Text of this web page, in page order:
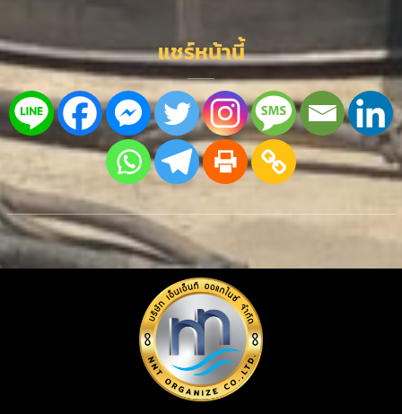
แชร์หน้านี้